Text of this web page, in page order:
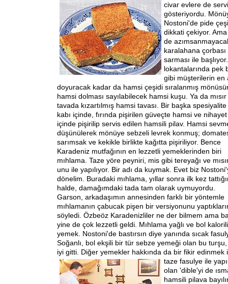
civar evlere de
gösteriyordu.
Nostoni'de pide
dikkati çekiyor.
de
karalahana
sarması ile
lokantalarında pek
gibi müşterilerin en
doyuracak kadar da hamsi çeşidi sıralanmış
hamsi dolması sayılabilecek hamsi kuşu. Ya da
tavada kızartılmış hamsi tavası. Bir başka
kabı içinde, fırında pişirilen güveçte hamsi ve
içinde pişirilip servis edilen hamsili pilav. Hamsi
düşünülerek mönüye sebzeli levrek konmuş;
sarımsak ve kekikle birlikte kağıtta pişiriliyor. Bence
Karadeniz mutfağının en lezzetli yemeklerinden biri
mıhlama. Taze yöre peyniri, mis gibi tereyağı ve
unu ile yapılıyor. Bir adı da kuymak. Evet biz
dönelim. Buradaki mıhlama, yıllar sonra ilk kez
halde, damağımdaki tada tam olarak uymuyordu.
Garson, arkadaşımın annesinden farklı bir yöntemle
mıhlamanın çabucak pişen bir versiyonunu
söyledi. Özbeöz Karadenizliler ne der bilmem ama
yine de çok lezzetli geldi. Mıhlama yağlı ve bol
yemek. Nostoni'de bastırsın diye yanında sıcak
Soğanlı, bol ekşili bir tür sebze yemeği olan bu turşu,
iyi gitti. Diğer yemekler hakkında da bir fikir edinmek
taze fasulye ile
olan 'dible'yi de
hamsili pilava